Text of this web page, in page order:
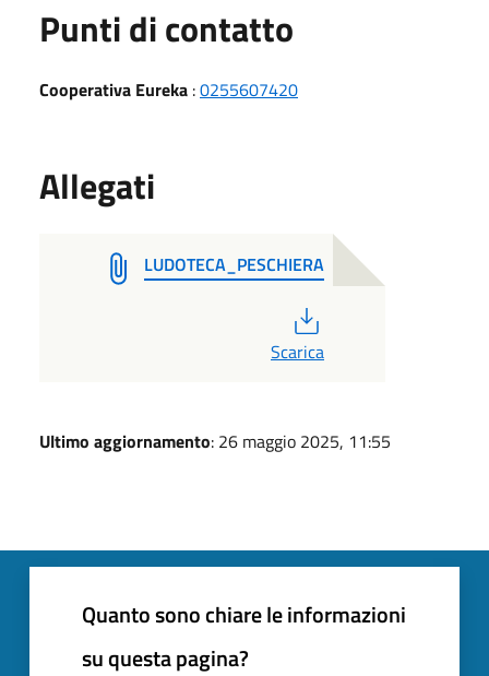
Punti di contatto
Cooperativa Eureka :0255607420
Allegati
LUDOTECA_PESCHIERA
Scarica
Ultimo aggiornamento: 26 maggio 2025, 11:55
Quanto sono chiare le informazioni
su questa pagina?